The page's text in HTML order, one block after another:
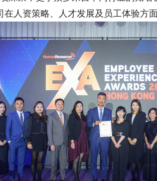
在人资策略、人才发展及员工体验方